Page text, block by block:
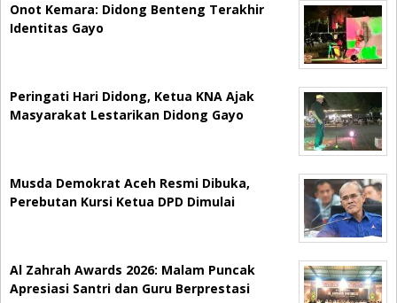
Onot Kemara: Didong Benteng Terakhir
Identitas Gayo
Peringati Hari Didong, Ketua KNA Ajak
Masyarakat Lestarikan Didong Gayo
Musda Demokrat Aceh Resmi Dibuka,
Perebutan Kursi Ketua DPD Dimulai
Al Zahrah Awards 2026: Malam Puncak
Apresiasi Santri dan Guru Berprestasi